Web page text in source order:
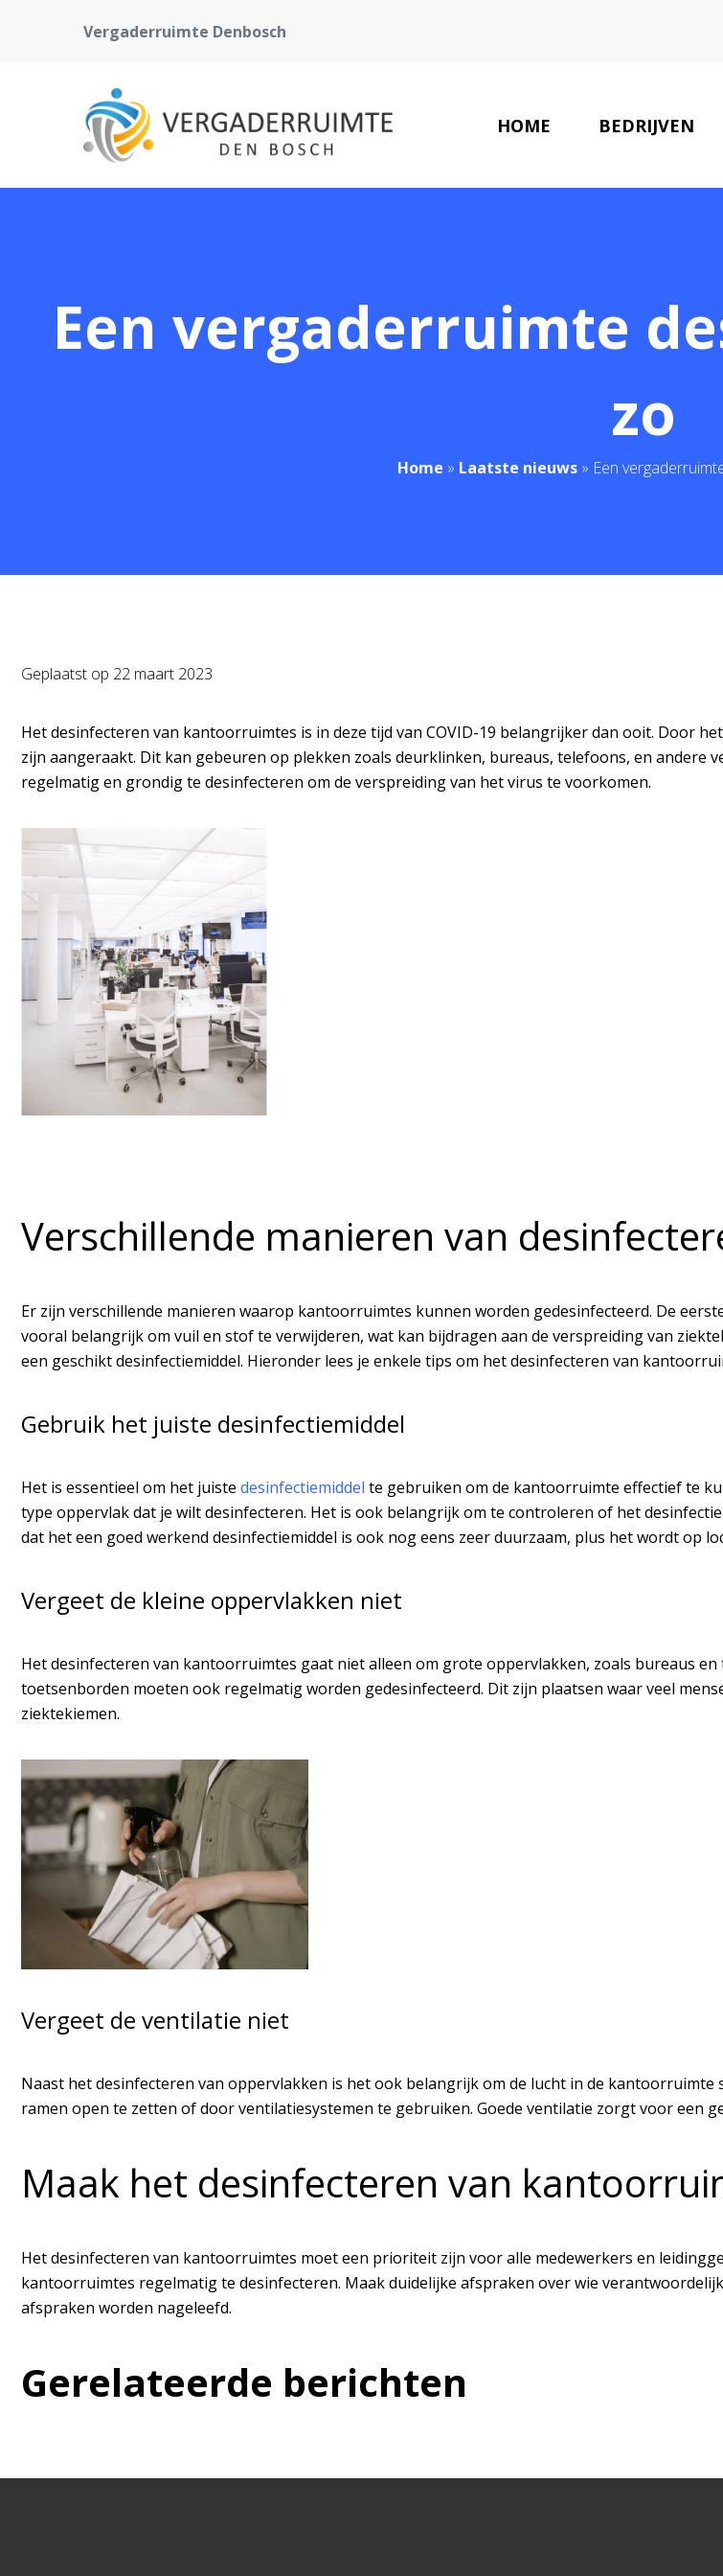
Vergaderruimte Denbosch
HOME BEDRIJVEN
Een vergaderruimte
zo
Home » Laatste nieuws» Een
Geplaatst op 22 maart 2023
Het desinfecteren van kantoorruimtes is in deze tijd van COVID-19 belangrijker dan ooit. Door
zijn aangeraakt. Dit kan gebeuren op plekken zoals deurklinken, bureaus, telefoons, en
regelmatig en grondig te desinfecteren om de verspreiding van het virus te voorkomen.
Verschillende manieren van
Er zijn verschillende manieren waarop kantoorruimtes kunnen worden gedesinfecteerd. De
vooral belangrijk om vuil en stof te verwijderen, wat kan bijdragen aan de verspreiding van
een geschikt desinfectiemiddel. Hieronder lees je enkele tips om het desinfecteren van
Gebruik het juiste desinfectiemiddel
Het is essentieel om het juiste desinfectiemiddel te gebruiken om de kantoorruimte effectief te
type oppervlak dat je wilt desinfecteren. Het is ook belangrijk om te controleren of het
dat het een goed werkend desinfectiemiddel is ook nog eens zeer duurzaam, plus het wordt op
Vergeet de kleine oppervlakken niet
Het desinfecteren van kantoorruimtes gaat niet alleen om grote oppervlakken, zoals bureaus
toetsenborden moeten ook regelmatig worden gedesinfecteerd. Dit zijn plaatsen waar veel
ziektekiemen.
Vergeet de ventilatie niet
Naast het desinfecteren van oppervlakken is het ook belangrijk om de lucht in de
ramen open te zetten of door ventilatiesystemen te gebruiken. Goede ventilatie zorgt voor een
Maak het desinfecteren van
Het desinfecteren van kantoorruimtes moet een prioriteit zijn voor alle medewerkers en
kantoorruimtes regelmatig te desinfecteren. Maak duidelijke afspraken over wie
afspraken worden nageleefd.
Gerelateerde berichten